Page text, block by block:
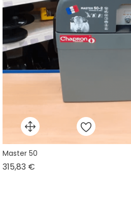
Master 50
315,83 €